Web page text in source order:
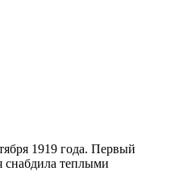
1919 года. Первый
снабдила теплыми